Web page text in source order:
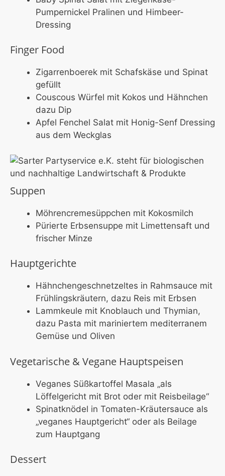
Pumpernickel Pralinen und Himbeer-
Dressing
Finger Food
Zigarrenboerek mit Schafskäse und Spinat
gefüllt
Couscous Würfel mit Kokos und Hähnchen
dazu Dip
Apfel Fenchel Salat mit Honig-Senf Dressing
aus dem Weckglas
Suppen
Möhrencremesüppchen mit Kokosmilch
Pürierte Erbsensuppe mit Limettensaft und
frischer Minze
Hauptgerichte
Hähnchengeschnetzeltes in Rahmsauce mit
Frühlingskräutern, dazu Reis mit Erbsen
Lammkeule mit Knoblauch und Thymian,
dazu Pasta mit mariniertem mediterranem
Gemüse und Oliven
Vegetarische & Vegane Hauptspeisen
Veganes Süßkartoffel Masala „als
Löffelgericht mit Brot oder mit Reisbeilage“
Spinatknödel in Tomaten-Kräutersauce als
„veganes Hauptgericht“ oder als Beilage
zum Hauptgang
Dessert